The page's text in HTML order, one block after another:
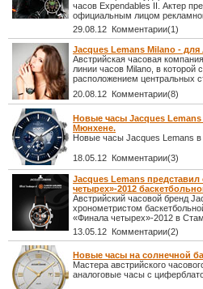
часов Expendables II. Актер
официальным лицом
29.08.12 Комментарии(1)
Jacques Lemans Milano -
Австрийская часовая
линии часов Milano, в которой
расположением центральных
20.08.12 Комментарии(8)
Новые часы Jacques
Мюнхене.
Новые часы Jacques Lemans
18.05.12 Комментарии(3)
Jacques Lemans
четырех»-2012
Австрийский часовой бренд
хронометристом
«Финала четырех»-2012 в
13.05.12 Комментарии(2)
Новые часы на солнечной
Мастера австрийского
аналоговые часы с